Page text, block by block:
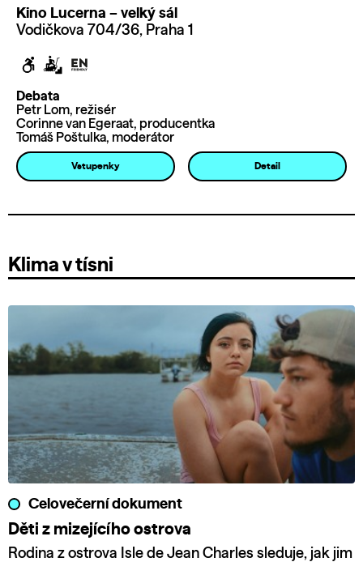
Kino Lucerna – velký sál
Vodičkova 704/36, Praha 1
Debata
Petr Lom, režisér
Corinne van Egeraat, producentka
Tomáš Poštulka, moderátor
Vstupenky Detail
Klima v tísni
Celovečerní dokument
Děti z mizejícího ostrova
Rodina z ostrova Isle de Jean Charles sleduje, jak jim